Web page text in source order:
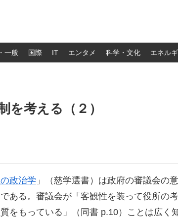
一般 国際 IT エンタメ 科学・文化 エネル
を考える（２）
政治学 」（慈学選書）は政府の審議会の
ある。審議会が「客観性を装って役所の
をもっている」（同書 p.10）ことは広く